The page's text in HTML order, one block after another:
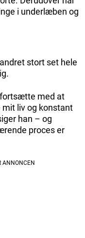
i underlæben og
stort set hele
med at
liv og konstant
han – og
proces er